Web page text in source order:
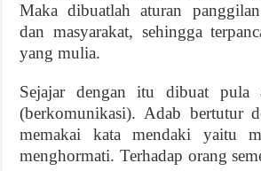
Maka dibuatlah aturan
dan masyarakat, sehingga
yang mulia.
Sejajar dengan itu dibuat pula
(berkomunikasi). Adab bertutur
memakai kata mendaki yaitu
menghormati. Terhadap orang